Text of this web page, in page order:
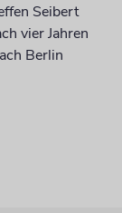
Seibert
vier Jahren
Berlin